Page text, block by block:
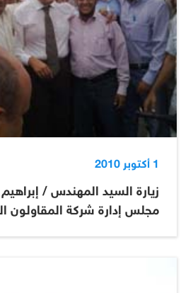
1 أكتوبر 2010
زيارة السيد المهندس /
مجلس إدارة شركة المقاولون